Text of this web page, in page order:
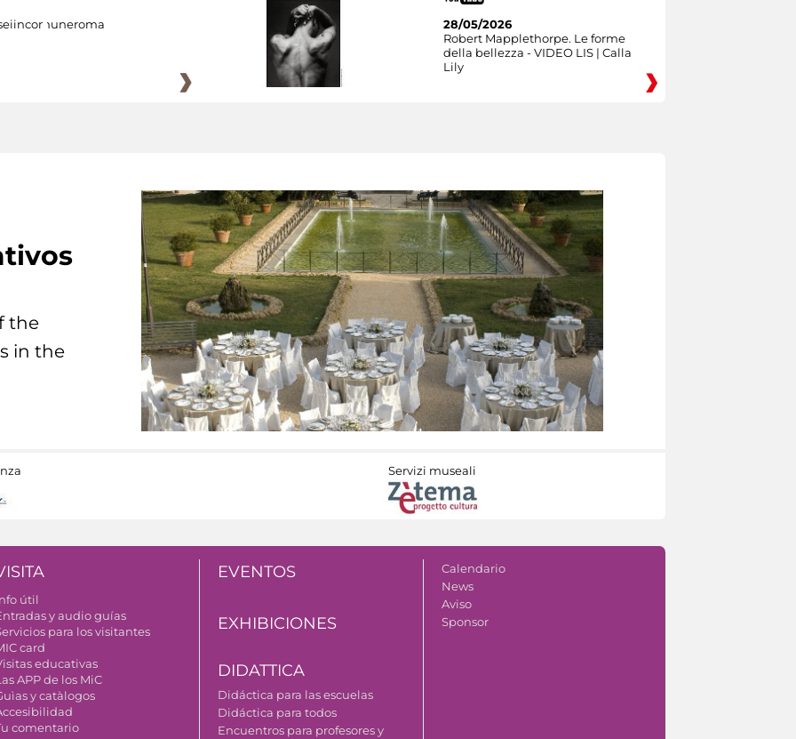
28/05/2026
Robert Mapplethorpe. Le forme
della bellezza - VIDEO LIS | Calla
Lily
the
in the
Servizi museali
útil
y audio guías
para los visitantes
card
educativas
APP de los MiC
y catàlogos
comentario
EVENTOS
EXHIBICIONES
DIDATTICA
Didáctica para las escuelas
Didáctica para todos
Encuentros para profesores y
Calendario
News
Aviso
Sponsor